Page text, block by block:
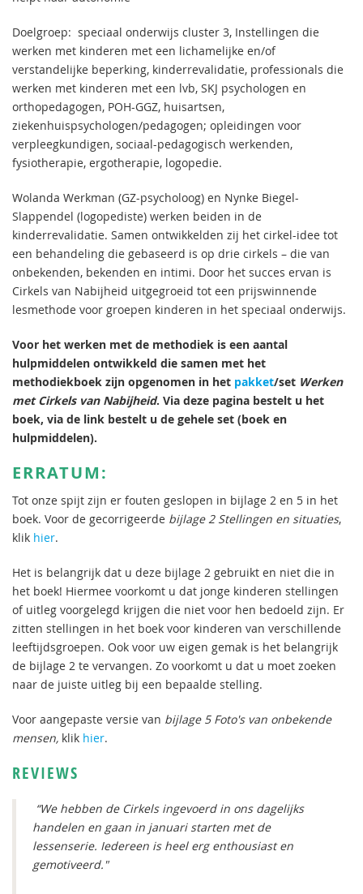
Doelgroep: speciaal onderwijs cluster 3, Instellingen die
werken met kinderen met een lichamelijke en/of
verstandelijke beperking, kinderrevalidatie, professionals die
werken met kinderen met een lvb, SKJ psychologen en
orthopedagogen, POH-GGZ, huisartsen,
ziekenhuispsychologen/pedagogen; opleidingen voor
verpleegkundigen, sociaal-pedagogisch werkenden,
fysiotherapie, ergotherapie, logopedie.
Wolanda Werkman (GZ-psycholoog) en Nynke Biegel-
Slappendel (logopediste) werken beiden in de
kinderrevalidatie. Samen ontwikkelden zij het cirkel-idee tot
een behandeling die gebaseerd is op drie cirkels – die van
onbekenden, bekenden en intimi. Door het succes ervan is
Cirkels van Nabijheid uitgegroeid tot een prijswinnende
lesmethode voor groepen kinderen in het speciaal onderwijs.
Voor het werken met de methodiek is een aantal
hulpmiddelen ontwikkeld die samen met het
methodiekboek zijn opgenomen in het pakket/set Werken
met Cirkels van Nabijheid. Via deze pagina bestelt u het
boek, via de link bestelt u de gehele set (boek en
hulpmiddelen).
ERRATUM:
Tot onze spijt zijn er fouten geslopen in bijlage 2 en 5 in het
boek. Voor de gecorrigeerde bijlage 2 Stellingen en situaties,
klik hier.
Het is belangrijk dat u deze bijlage 2 gebruikt en niet die in
het boek! Hiermee voorkomt u dat jonge kinderen stellingen
of uitleg voorgelegd krijgen die niet voor hen bedoeld zijn. Er
zitten stellingen in het boek voor kinderen van verschillende
leeftijdsgroepen. Ook voor uw eigen gemak is het belangrijk
de bijlage 2 te vervangen. Zo voorkomt u dat u moet zoeken
naar de juiste uitleg bij een bepaalde stelling.
Voor aangepaste versie van bijlage 5 Foto's van onbekende
mensen, klik hier.
REVIEWS
“We hebben de Cirkels ingevoerd in ons dagelijks
handelen en gaan in januari starten met de
lessenserie. Iedereen is heel erg enthousiast en
gemotiveerd."